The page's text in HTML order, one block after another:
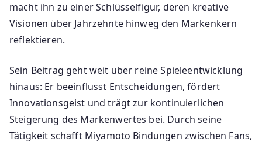
macht ihn zu einer Schlüsselfigur, deren kreative
Visionen über Jahrzehnte hinweg den Markenkern
reflektieren.
Sein Beitrag geht weit über reine Spieleentwicklung
hinaus: Er beeinflusst Entscheidungen, fördert
Innovationsgeist und trägt zur kontinuierlichen
Steigerung des Markenwertes bei. Durch seine
Tätigkeit schafft Miyamoto Bindungen zwischen Fans,